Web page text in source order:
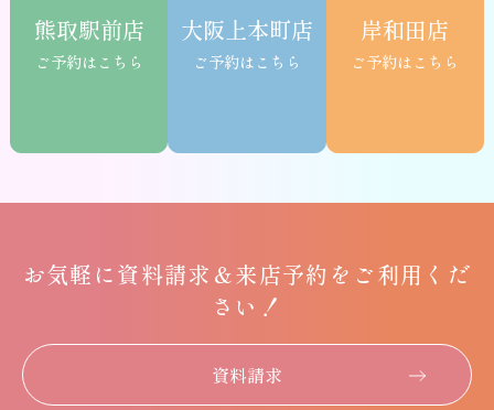
熊取駅前店
ご予約はこちら
大阪上本町店
ご予約はこちら
岸和田店
ご予約はこちら
お気軽に資料請求＆来店予約をご利用くだ
さい！
資料請求